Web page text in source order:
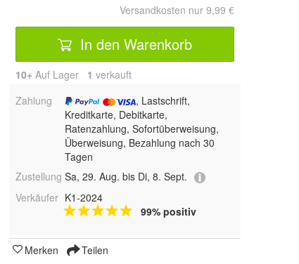
Versandkosten nur 9,99 €
In den Warenkorb
10+ Auf Lager 1 verkauft
Zahlung
, Lastschrift,
Kreditkarte, Debitkarte,
Ratenzahlung, Sofortüberweisung,
Überweisung, Bezahlung nach 30
Tagen
Zustellung Sa, 29. Aug. bis Di, 8. Sept.
Verkäufer K1-2024
99% positiv
Merken Teilen